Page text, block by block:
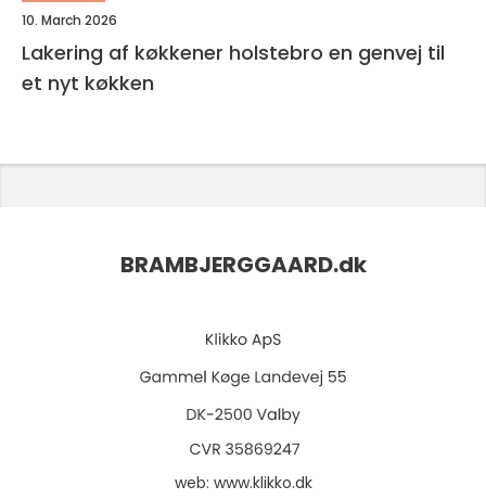
10. March 2026
Lakering af køkkener holstebro en genvej til
et nyt køkken
BRAMBJERGGAARD.dk
web: www.klikko.dk